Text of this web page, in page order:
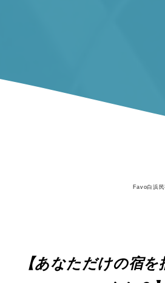
Favo白浜
【あなただけの宿